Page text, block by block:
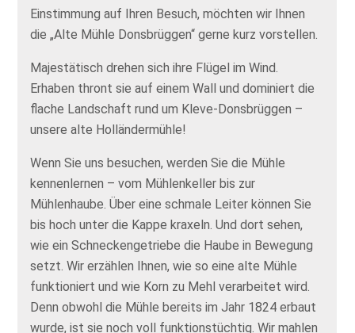
Einstimmung auf Ihren Besuch, möchten wir Ihnen
die „Alte Mühle Donsbrüggen“ gerne kurz vorstellen.
Majestätisch drehen sich ihre Flügel im Wind.
Erhaben thront sie auf einem Wall und dominiert die
flache Landschaft rund um Kleve-Donsbrüggen –
unsere alte Holländermühle!
Wenn Sie uns besuchen, werden Sie die Mühle
kennenlernen – vom Mühlenkeller bis zur
Mühlenhaube. Über eine schmale Leiter können Sie
bis hoch unter die Kappe kraxeln. Und dort sehen,
wie ein Schneckengetriebe die Haube in Bewegung
setzt. Wir erzählen Ihnen, wie so eine alte Mühle
funktioniert und wie Korn zu Mehl verarbeitet wird.
Denn obwohl die Mühle bereits im Jahr 1824 erbaut
wurde, ist sie noch voll funktionstüchtig. Wir mahlen